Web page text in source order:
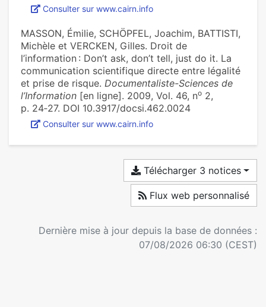
Consulter sur www.cairn.info
MASSON, Émilie, SCHÖPFEL, Joachim, BATTISTI,
Michèle et VERCKEN, Gilles. Droit de
l’information : Don’t ask, don’t tell, just do it. La
communication scientifique directe entre légalité
et prise de risque. Documentaliste-Sciences de
l’Information [en ligne]. 2009, Vol. 46, no 2,
p. 24‑27. DOI 10.3917/docsi.462.0024
Consulter sur www.cairn.info
Télécharger 3 notices
Flux web personnalisé
Dernière mise à jour depuis la base de données :
07/08/2026 06:30 (CEST)